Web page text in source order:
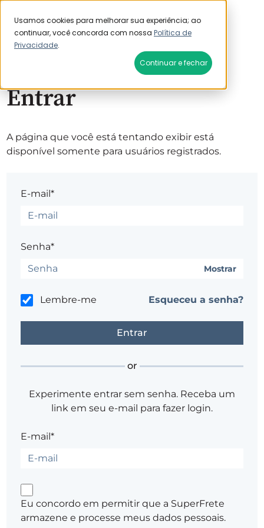
Usamos cookies para melhorar sua experiência; ao
continuar, você concorda com nossa Política de
Privacidade.
Continuar e fechar
Entrar
A página que você está tentando exibir está
disponível somente para usuários registrados.
E-mail*
Senha*
Mostrar
Lembre-me Esqueceu a senha?
or
Experimente entrar sem senha. Receba um
link em seu e-mail para fazer login.
E-mail*
Eu concordo em permitir que a SuperFrete
armazene e processe meus dados pessoais.